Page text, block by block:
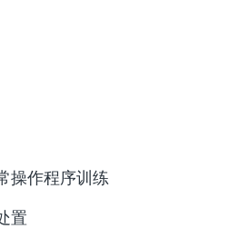
作程序训练
置